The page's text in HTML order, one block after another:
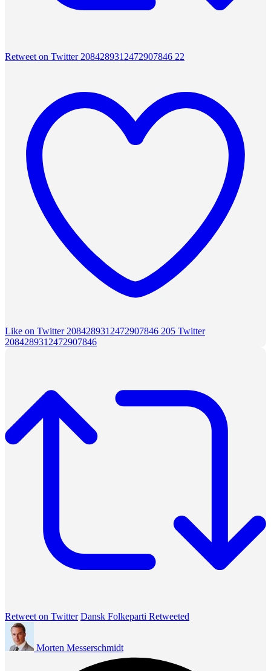
Retweet on Twitter 2084289312472907846 22
Like on Twitter 2084289312472907846 205 Twitter
2084289312472907846
Retweet on Twitter Dansk Folkeparti Retweeted
Morten Messerschmidt